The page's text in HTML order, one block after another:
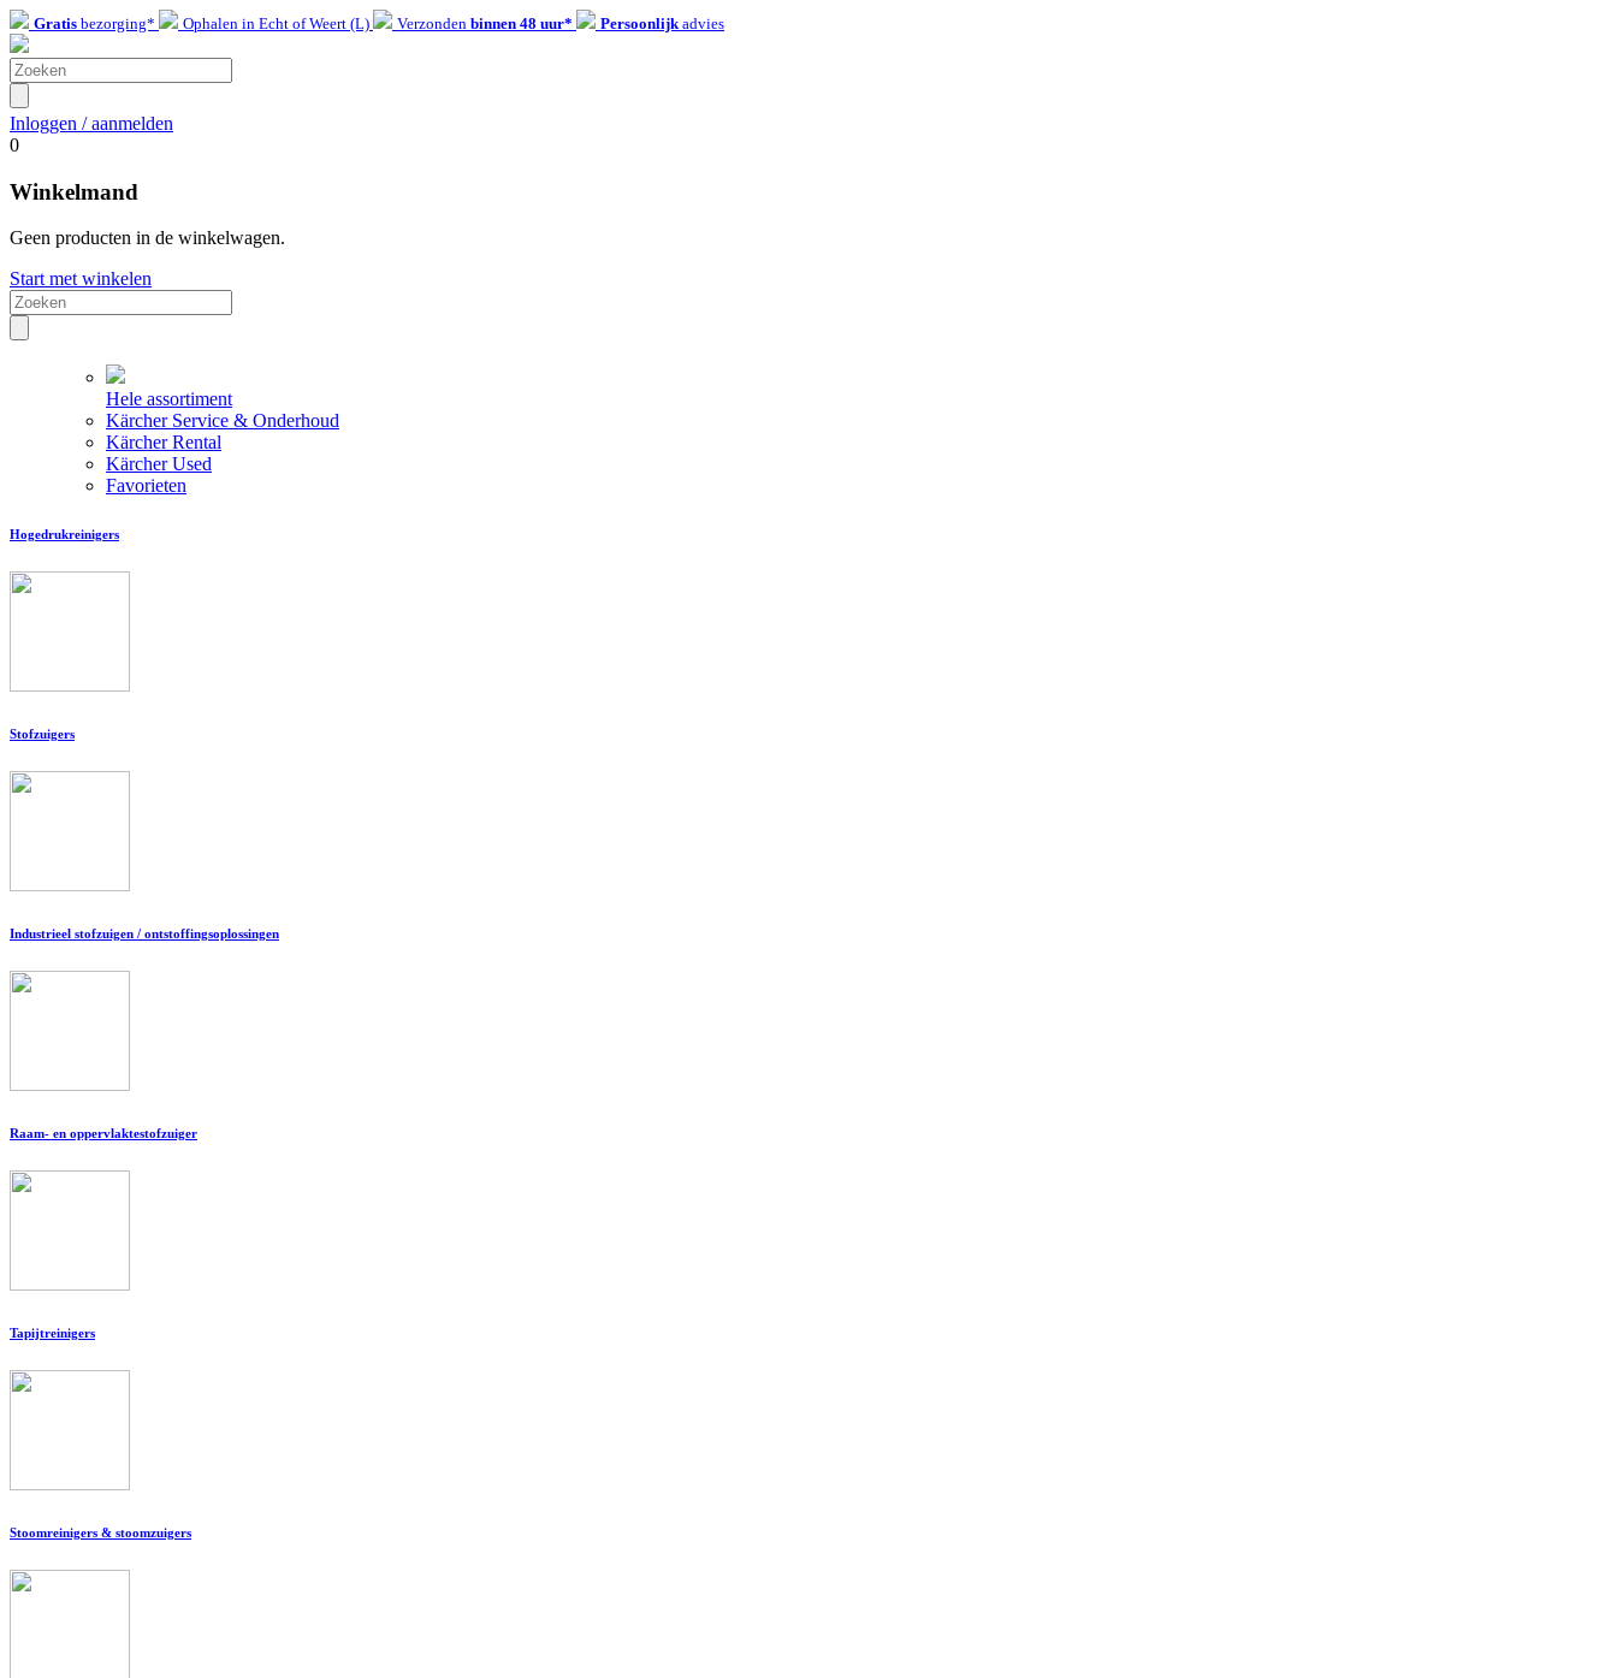
Gratis bezorging* Ophalen in Echt of Weert (L) Verzonden binnen 48 uur* Persoonlijkadvies
Inloggen / aanmelden
0
Winkelmand
Geen producten in de winkelwagen.
Start met winkelen
Hele assortiment
Kärcher Service & Onderhoud
Kärcher Rental
Kärcher Used
Favorieten
Hogedrukreinigers
Stofzuigers
Industrieel stofzuigen / ontstoffingsoplossingen
Raam- en oppervlaktestofzuiger
Tapijtreinigers
Stoomreinigers & stoomzuigers